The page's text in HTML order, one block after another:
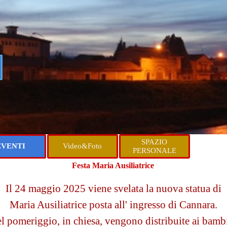
Salta menù
▼
Video&Foto ▼
SPAZIO
PERSONALE
Festa Maria Ausiliatrice
Il 24 maggio 2025 viene svelata la nuova statua di
Maria Ausiliatrice posta all' ingresso di Cannara.
pomeriggio, in chiesa, vengono distribuite ai